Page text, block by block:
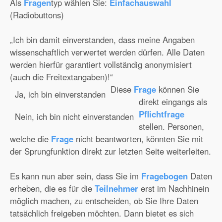
Als Fragentyp wählen Sie: Einfachauswahl
(Radiobuttons)
„Ich bin damit einverstanden, dass meine Angaben
wissenschaftlich verwertet werden dürfen. Alle Daten
werden hierfür garantiert vollständig anonymisiert
(auch die Freitextangaben)!“
Ja, ich bin einverstanden
Nein, ich bin nicht einverstanden
Diese Frage können Sie
direkt eingangs als
Pflichtfrage
stellen. Personen,
welche die Frage nicht beantworten, könnten Sie mit
der Sprungfunktion direkt zur letzten Seite weiterleiten.
Es kann nun aber sein, dass Sie im Fragebogen Daten
erheben, die es für die Teilnehmer erst im Nachhinein
möglich machen, zu entscheiden, ob Sie Ihre Daten
tatsächlich freigeben möchten. Dann bietet es sich